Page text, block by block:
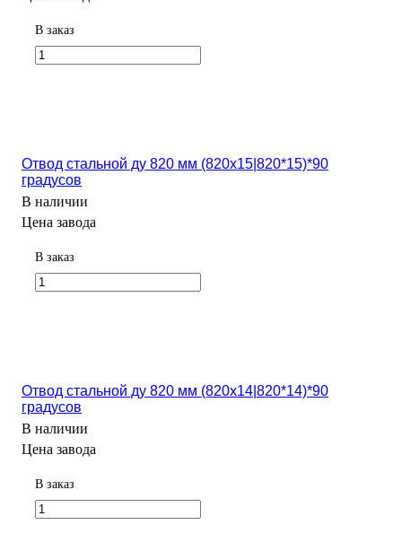
В заказ
Отвод стальной ду 820 мм (820х15|820*15)*90
градусов
В наличии
Цена завода
В заказ
Отвод стальной ду 820 мм (820х14|820*14)*90
градусов
В наличии
Цена завода
В заказ